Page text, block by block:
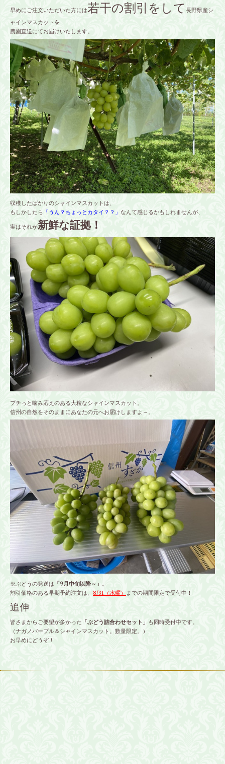
早めにご注文いただいた方には若干の割引をして 長野県産シ
ャインマスカットを
農園直送にてお届けいたします。
収穫したばかりのシャインマスカットは、
もしかしたら 「うん？ちょっとカタイ？？」 なんて感じるかもしれませんが、
実はそれが新鮮な証拠！
プチっと噛み応えのある大粒なシャインマスカット。
信州の自然をそのままにあなたの元へお届けしますよ～。
※ぶどうの発送は 「9月中旬以降～」 。
割引価格のある早期予約注文は、 8/31（水曜） までの期間限定で受付中！
追伸
皆さまからご要望が多かった 「ぶどう詰合わせセット」 も同時受付中です。
（ナガノパープル＆シャインマスカット。数量限定。）
お早めにどうぞ！